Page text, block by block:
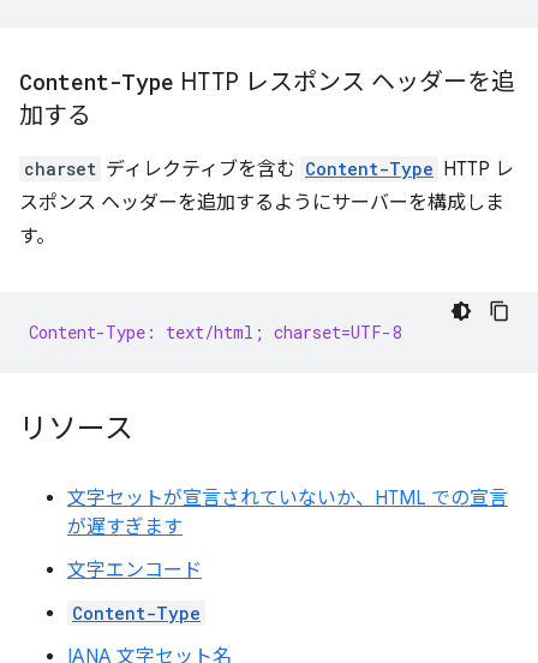
Content-Type HTTP レスポンス ヘッダーを追
加する
charset ディレクティブを含む Content-Type HTTP レ
スポンス ヘッダーを追加するようにサーバーを構成しま
す。
Content-Type: text/html; charset=UTF-8
リソース
文字セットが宣言されていないか、HTML での宣言
が遅すぎます
文字エンコード
Content-Type
IANA 文字セット名